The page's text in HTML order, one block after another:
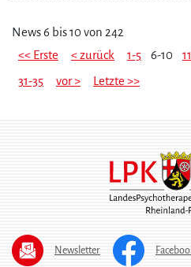
News 6 bis 10 von 242
<< Erste
< zurück 1-5 6-10
31-35 vor > Letzte >>
Newsletter